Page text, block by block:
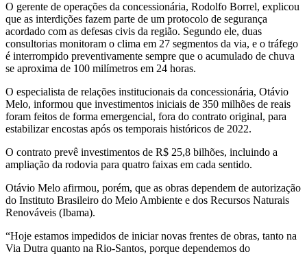
O gerente de operações da concessionária, Rodolfo Borrel, explicou
que as interdições fazem parte de um protocolo de segurança
acordado com as defesas civis da região. Segundo ele, duas
consultorias monitoram o clima em 27 segmentos da via, e o tráfego
é interrompido preventivamente sempre que o acumulado de chuva
se aproxima de 100 milímetros em 24 horas.
O especialista de relações institucionais da concessionária, Otávio
Melo, informou que investimentos iniciais de 350 milhões de reais
foram feitos de forma emergencial, fora do contrato original, para
estabilizar encostas após os temporais históricos de 2022.
O contrato prevê investimentos de R$ 25,8 bilhões, incluindo a
ampliação da rodovia para quatro faixas em cada sentido.
Otávio Melo afirmou, porém, que as obras dependem de autorização
do Instituto Brasileiro do Meio Ambiente e dos Recursos Naturais
Renováveis (Ibama).
“Hoje estamos impedidos de iniciar novas frentes de obras, tanto na
Via Dutra quanto na Rio-Santos, porque dependemos do